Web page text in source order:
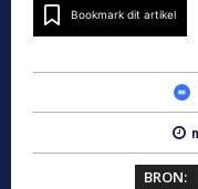
Bookmark dit artikel
BRON: